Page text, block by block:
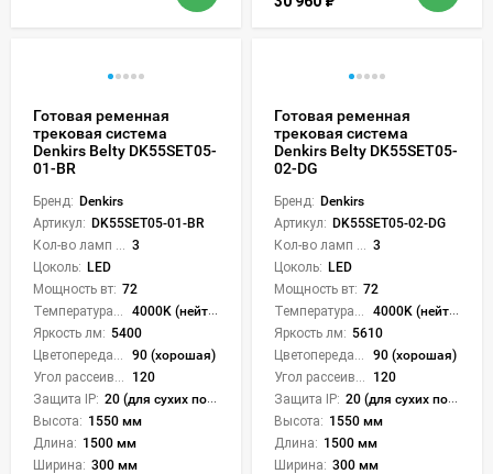
Готовая ременная
трековая система
Denkirs Belty DK55SET05-
01-BR
Бренд: Denkirs
Артикул: DK55SET05-01-BR
3
Цоколь: LED
Мощность вт: 72
4000K (нейтральный)
Яркость лм: 5400
90 (хорошая)
120
Защита IP: 20 (для сухих пом.)
Высота: 1550 мм
Длина: 1500 мм
Ширина: 300 мм
Готовая ременная
трековая система
Denkirs Belty DK55SET05-
02-DG
Бренд: Denkirs
Артикул: DK55SET05-02-DG
3
Цоколь: LED
Мощность вт: 72
4000K (нейтральный)
Яркость лм: 5610
90 (хорошая)
120
Защита IP: 20 (для сухих пом.)
Высота: 1550 мм
Длина: 1500 мм
Ширина: 300 мм